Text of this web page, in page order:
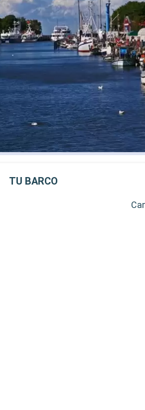
- Gimnasio equipado con
panorámicas
- Actividades de
adultos, bebés y niños
- Actividades recreativas
RELAJACIÓN Y BIENESTAR
- Acceso al exclusivo
- Amenities de relajación
camarote (incluye albornoz
- Menú de almohadas
- Acceso al área termal
adultos)
- 40% de descuento en una
prepago de spa
- 10% de descuento en
tratamientos de spa
- Embarque prioritario y
TU BARCO